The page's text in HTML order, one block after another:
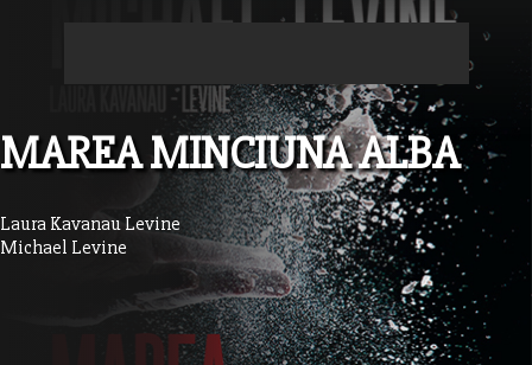
MAREA MINCIUNA ALBA
Laura Kavanau Levine
Michael Levine